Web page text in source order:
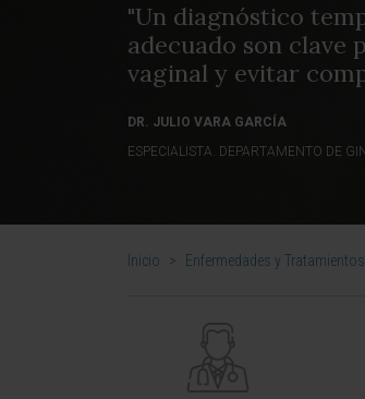
"Un diagnóstico
adecuado son clave
vaginal y evitar
DR. JULIO VARA GARCÍA
ESPECIALISTA. DEPARTAMENTO DE
Inicio > Enfermedades y Tratamientos